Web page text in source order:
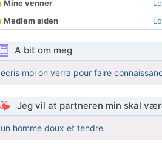
Mine venner
Medlem siden
A bit om meg
ecris moi on verra pour faire
Jeg vil at partneren min skal
un homme doux et tendre